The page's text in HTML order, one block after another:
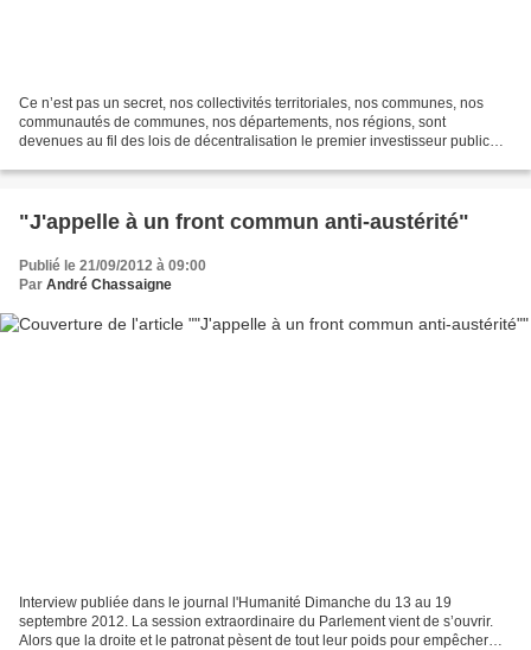
Ce n’est pas un secret, nos collectivités territoriales, nos communes, nos
communautés de communes, nos départements, nos régions, sont
devenues au fil des lois de décentralisation le premier investisseur public
"J'appelle à un front commun anti-austérité"
Publié le 21/09/2012 à 09:00
Par André Chassaigne
Interview publiée dans le journal l'Humanité Dimanche du 13 au 19
septembre 2012. La session extraordinaire du Parlement vient de s’ouvrir.
Alors que la droite et le patronat pèsent de tout leur poids pour empêcher